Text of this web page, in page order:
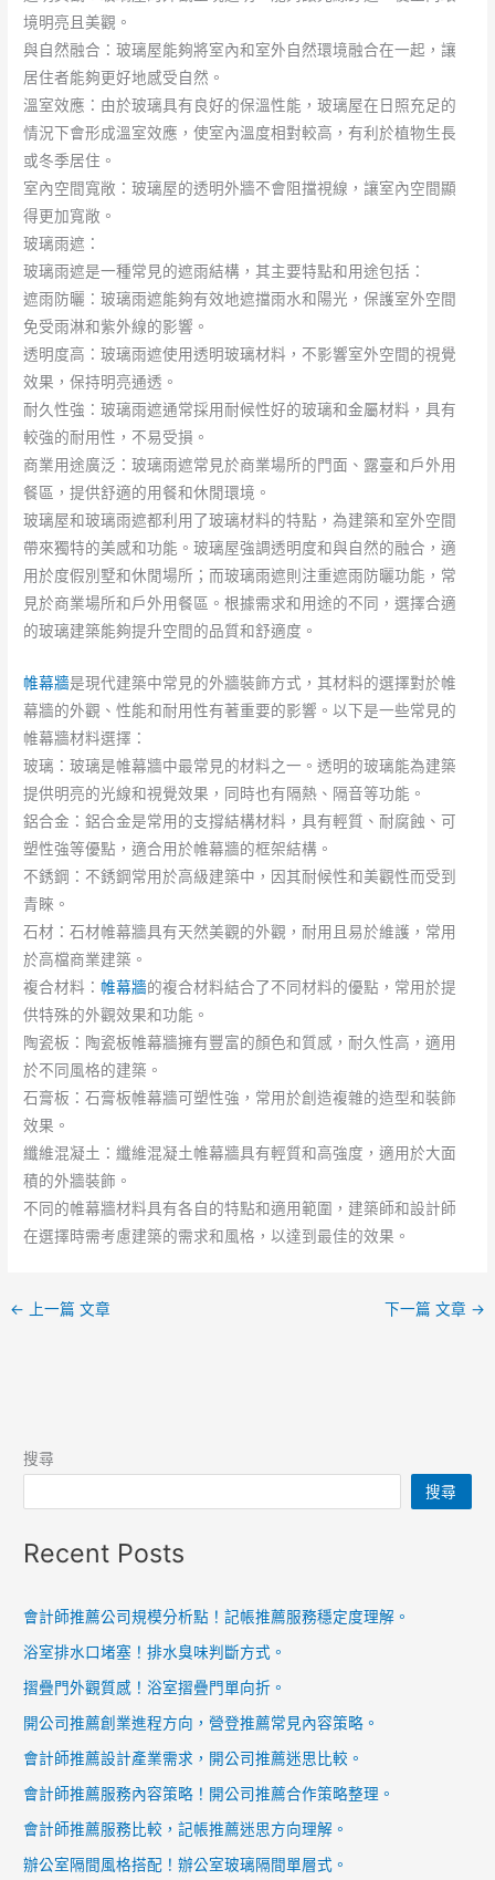
境明亮且美觀。
與自然融合：玻璃屋能夠將室內和室外自然環境融合在一起，讓
居住者能夠更好地感受自然。
溫室效應：由於玻璃具有良好的保溫性能，玻璃屋在日照充足的
情況下會形成溫室效應，使室內溫度相對較高，有利於植物生長
或冬季居住。
室內空間寬敞：玻璃屋的透明外牆不會阻擋視線，讓室內空間顯
得更加寬敞。
玻璃雨遮：
玻璃雨遮是一種常見的遮雨結構，其主要特點和用途包括：
遮雨防曬：玻璃雨遮能夠有效地遮擋雨水和陽光，保護室外空間
免受雨淋和紫外線的影響。
透明度高：玻璃雨遮使用透明玻璃材料，不影響室外空間的視覺
效果，保持明亮通透。
耐久性強：玻璃雨遮通常採用耐候性好的玻璃和金屬材料，具有
較強的耐用性，不易受損。
商業用途廣泛：玻璃雨遮常見於商業場所的門面、露臺和戶外用
餐區，提供舒適的用餐和休閒環境。
玻璃屋和玻璃雨遮都利用了玻璃材料的特點，為建築和室外空間
帶來獨特的美感和功能。玻璃屋強調透明度和與自然的融合，適
用於度假別墅和休閒場所；而玻璃雨遮則注重遮雨防曬功能，常
見於商業場所和戶外用餐區。根據需求和用途的不同，選擇合適
的玻璃建築能夠提升空間的品質和舒適度。
帷幕牆是現代建築中常見的外牆裝飾方式，其材料的選擇對於帷
幕牆的外觀、性能和耐用性有著重要的影響。以下是一些常見的
帷幕牆材料選擇：
玻璃：玻璃是帷幕牆中最常見的材料之一。透明的玻璃能為建築
提供明亮的光線和視覺效果，同時也有隔熱、隔音等功能。
鋁合金：鋁合金是常用的支撐結構材料，具有輕質、耐腐蝕、可
塑性強等優點，適合用於帷幕牆的框架結構。
不銹鋼：不銹鋼常用於高級建築中，因其耐候性和美觀性而受到
青睞。
石材：石材帷幕牆具有天然美觀的外觀，耐用且易於維護，常用
於高檔商業建築。
複合材料：帷幕牆的複合材料結合了不同材料的優點，常用於提
供特殊的外觀效果和功能。
陶瓷板：陶瓷板帷幕牆擁有豐富的顏色和質感，耐久性高，適用
於不同風格的建築。
石膏板：石膏板帷幕牆可塑性強，常用於創造複雜的造型和裝飾
效果。
纖維混凝土：纖維混凝土帷幕牆具有輕質和高強度，適用於大面
積的外牆裝飾。
不同的帷幕牆材料具有各自的特點和適用範圍，建築師和設計師
在選擇時需考慮建築的需求和風格，以達到最佳的效果。
← 上一篇 文章 下一篇 文章 →
搜尋
搜尋
Recent Posts
會計師推薦公司規模分析點！記帳推薦服務穩定度理解。
浴室排水口堵塞！排水臭味判斷方式。
摺疊門外觀質感！浴室摺疊門單向折。
開公司推薦創業進程方向，營登推薦常見內容策略。
會計師推薦設計產業需求，開公司推薦迷思比較。
會計師推薦服務內容策略！開公司推薦合作策略整理。
會計師推薦服務比較，記帳推薦迷思方向理解。
辦公室隔間風格搭配！辦公室玻璃隔間單層式。